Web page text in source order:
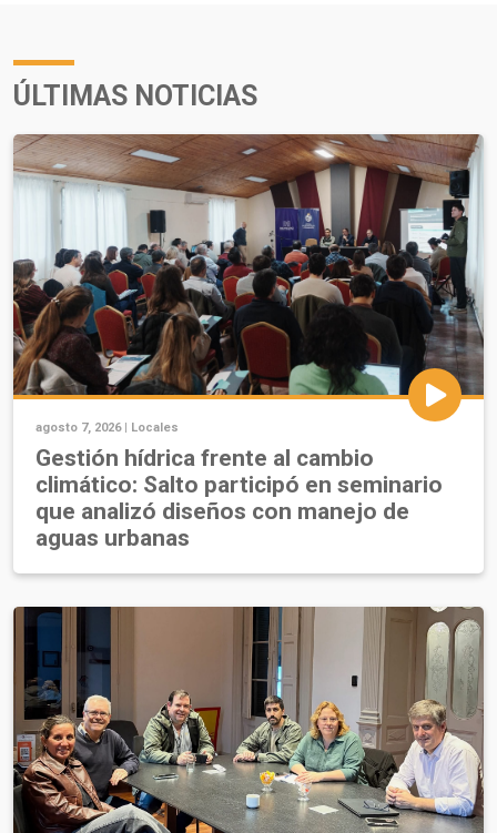
ÚLTIMAS NOTICIAS
agosto 7, 2026 | Locales
Gestión hídrica frente al cambio
climático: Salto participó en seminario
que analizó diseños con manejo de
aguas urbanas